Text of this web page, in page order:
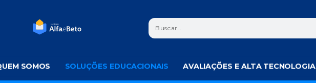
SOMOS SOLUÇÕES EDUCACIONAIS AVALIAÇÕES E ALTA TECNOLOGIA